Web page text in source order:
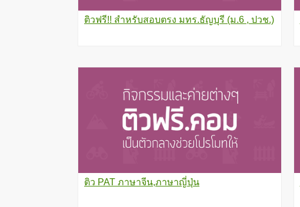
ติวฟรี!! สำหรับสอบตรง มทร.ธัญบุรี (ม.6 , ปวช.)
ติว PAT ภาษาจีน,ภาษาญี่ปุ่น